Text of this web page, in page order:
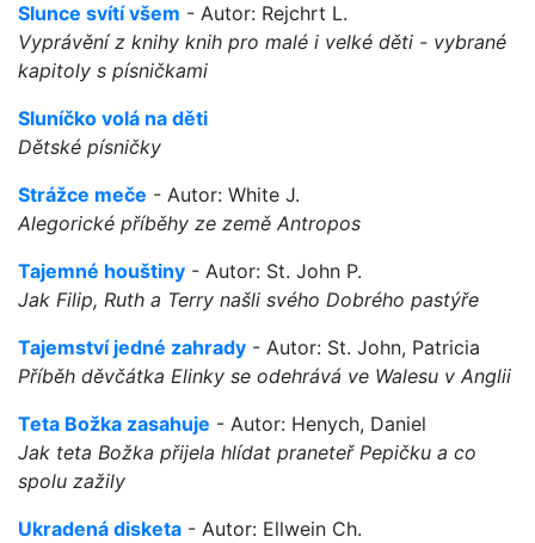
Slunce svítí všem - Autor: Rejchrt L.
Vyprávění z knihy knih pro malé i velké děti - vybrané
kapitoly s písničkami
Sluníčko volá na děti
Dětské písničky
Strážce meče - Autor: White J.
Alegorické příběhy ze země Antropos
Tajemné houštiny - Autor: St. John P.
Jak Filip, Ruth a Terry našli svého Dobrého pastýře
Tajemství jedné zahrady - Autor: St. John, Patricia
Příběh děvčátka Elinky se odehrává ve Walesu v Anglii
Teta Božka zasahuje - Autor: Henych, Daniel
Jak teta Božka přijela hlídat praneteř Pepičku a co
spolu zažily
Ukradená disketa - Autor: Ellwein Ch.